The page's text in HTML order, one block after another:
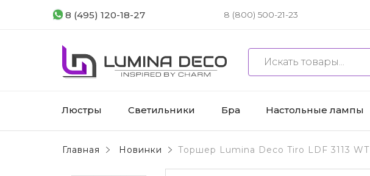
8 (495) 120-18-27 8 (800) 500-21-23
Люстры Светильники Бра Настольные лампы
Главная Новинки Торшер Lumina Deco Tiro LDF 3113 WT